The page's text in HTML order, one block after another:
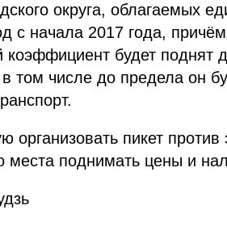
округа, облагаемых
с начала 2017 года,
коэффициент будет поднят
том числе до предела он
организовать пикет против
места поднимать цены и